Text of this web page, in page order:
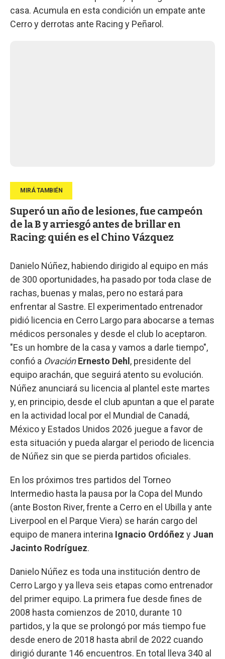
casa. Acumula en esta condición un empate ante
Cerro y derrotas ante Racing y Peñarol.
Superó un año de lesiones, fue campeón
de la B y arriesgó antes de brillar en
Racing: quién es el Chino Vázquez
Danielo Núñez, habiendo dirigido al equipo en más
de 300 oportunidades, ha pasado por toda clase de
rachas, buenas y malas, pero no estará para
enfrentar al Sastre. El experimentado entrenador
pidió licencia en Cerro Largo para abocarse a temas
médicos personales y desde el club lo aceptaron.
"Es un hombre de la casa y vamos a darle tiempo",
confió a Ovación Ernesto Dehl , presidente del
equipo arachán, que seguirá atento su evolución.
Núñez anunciará su licencia al plantel este martes
y, en principio, desde el club apuntan a que el parate
en la actividad local por el Mundial de Canadá,
México y Estados Unidos 2026 juegue a favor de
esta situación y pueda alargar el periodo de licencia
de Núñez sin que se pierda partidos oficiales.
En los próximos tres partidos del Torneo
Intermedio hasta la pausa por la Copa del Mundo
(ante Boston River, frente a Cerro en el Ubilla y ante
Liverpool en el Parque Viera) se harán cargo del
equipo de manera interina Ignacio Ordóñez y Juan
Jacinto Rodríguez.
Danielo Núñez es toda una institución dentro de
Cerro Largo y ya lleva seis etapas como entrenador
del primer equipo. La primera fue desde fines de
2008 hasta comienzos de 2010, durante 10
partidos, y la que se prolongó por más tiempo fue
desde enero de 2018 hasta abril de 2022 cuando
dirigió durante 146 encuentros. En total lleva 340 al